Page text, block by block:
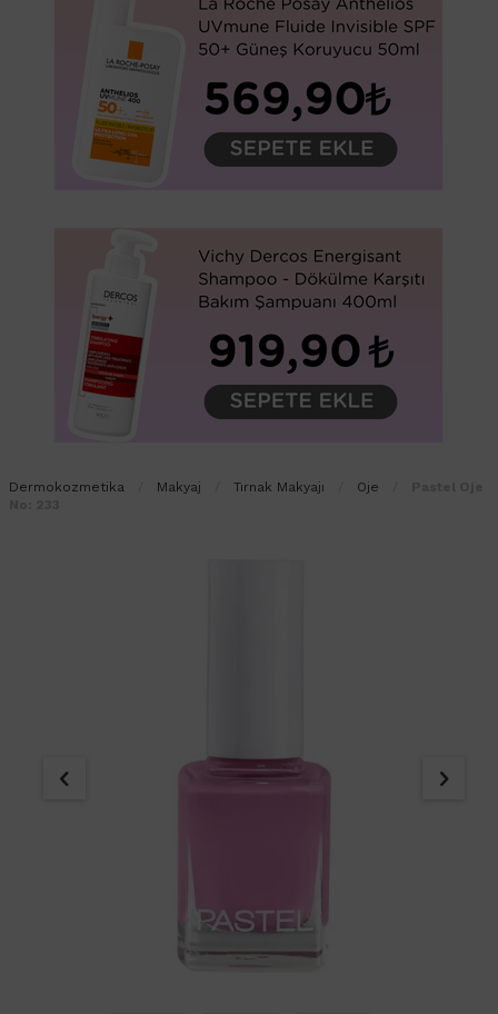
Dermokozmetika Makyaj Tırnak Makyajı Oje